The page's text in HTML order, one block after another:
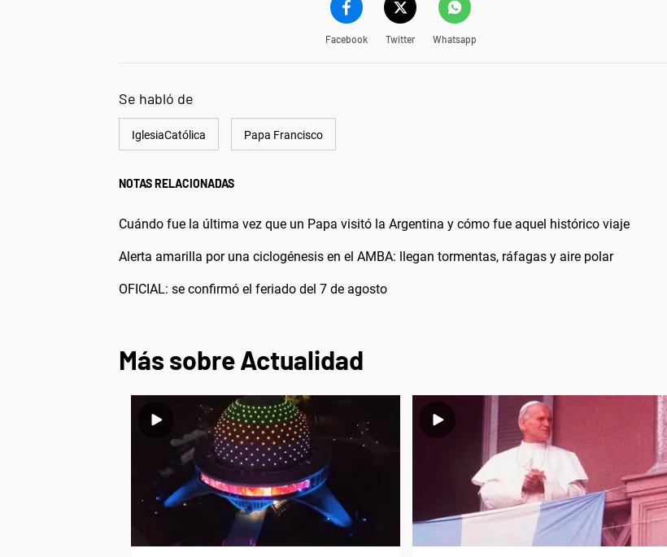
Facebook Twitter Whatsapp
Se habló de
IglesiaCatólica Papa Francisco
NOTAS RELACIONADAS
Cuándo fue la última vez que un Papa visitó la Argentina y cómo fue aquel histórico viaje
Alerta amarilla por una ciclogénesis en el AMBA: llegan tormentas, ráfagas y aire polar
OFICIAL: se confirmó el feriado del 7 de agosto
Más sobre Actualidad